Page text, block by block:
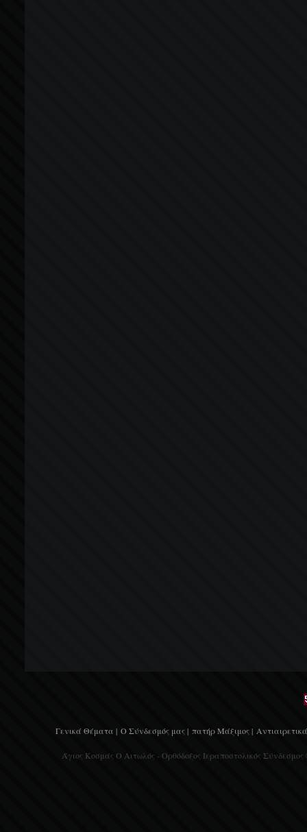
Γενικά Θέματα | Ο Σύνδεσμός μας | πατήρ Μάξιμος |
Άγιος Κοσμάς Ο Αιτωλός - Ορθόδοξος Ιεραποστολικός